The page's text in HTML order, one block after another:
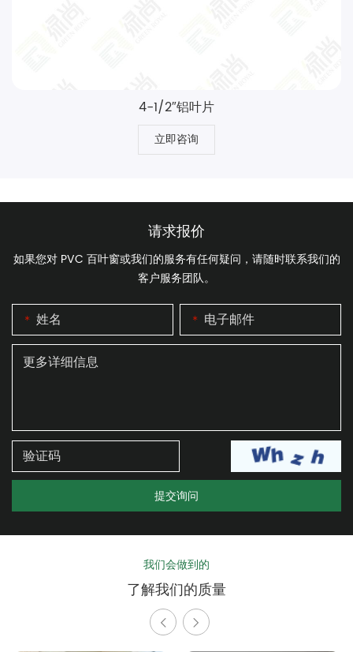
4-1/2″铝叶片
立即咨询
请求报价
如果您对 PVC 百叶窗或我们的服务有任何疑问，请随时联系我们的
客户服务团队。
我们会做到的
了解我们的质量